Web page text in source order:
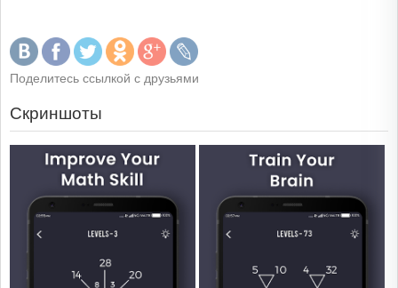
Поделитесь ссылкой с друзьями
Скриншоты